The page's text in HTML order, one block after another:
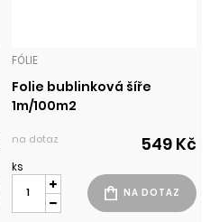
FÓLIE
Folie bublinková šíře
1m/100m2
na dotaz 549 Kč
ks